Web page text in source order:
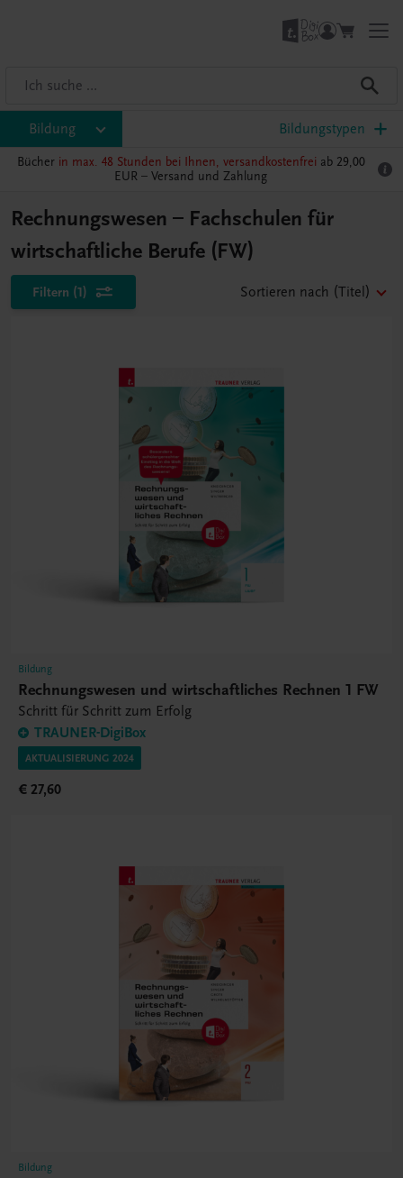
Bildung Bildungstypen
Bücher in max. 48 Stunden bei Ihnen, versandkostenfrei ab 29,00
EUR – Versand und Zahlung
Rechnungswesen – Fachschulen für
wirtschaftliche Berufe (FW)
Filtern (1) Sortieren nach (Titel)
Bildung
Rechnungswesen und wirtschaftliches Rechnen 1 FW
Schritt für Schritt zum Erfolg
TRAUNER-DigiBox
AKTUALISIERUNG 2024
€ 27,60
Bildung